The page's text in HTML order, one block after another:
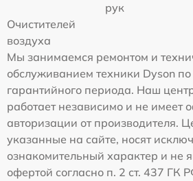
рук
Очистителей
воздуха
Мы занимаемся ремонтом и
обслуживанием техники Dyson по
гарантийного периода. Наш
работает независимо и не имеет
авторизации от производителя.
указанные на сайте, носят
ознакомительный характер и не
офертой согласно п. 2 ст. 437 ГК